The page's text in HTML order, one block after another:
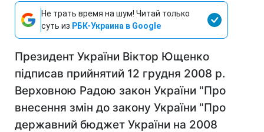
Не трать время на шум! Читай только
суть из РБК-Украина в Google
Президент України Віктор Ющенко
підписав прийнятий 12 грудня 2008 р.
Верховною Радою закон України "Про
внесення змін до закону України "Про
державний бюджет України на 2008